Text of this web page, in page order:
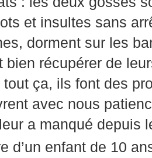
et insultes sans
dorment sur les
bien récupérer de
tout ça, ils font des
avec nous
a manqué depuis
d’un enfant de 10